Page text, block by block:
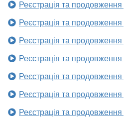
Реєстрація та продовження
Реєстрація та продовження
Реєстрація та продовження
Реєстрація та продовження
Реєстрація та продовження
Реєстрація та продовження
Реєстрація та продовження